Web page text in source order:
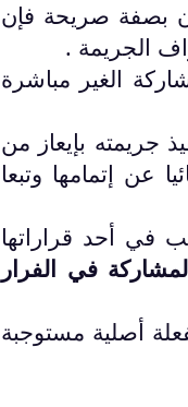
بصفة صريحة فإن
الجريمة .
الغير مباشرة
جريمته بإيعاز من
عن إتمامها وتبعا
في أحد قراراتها
في الفرار
أصلية مستوجبة